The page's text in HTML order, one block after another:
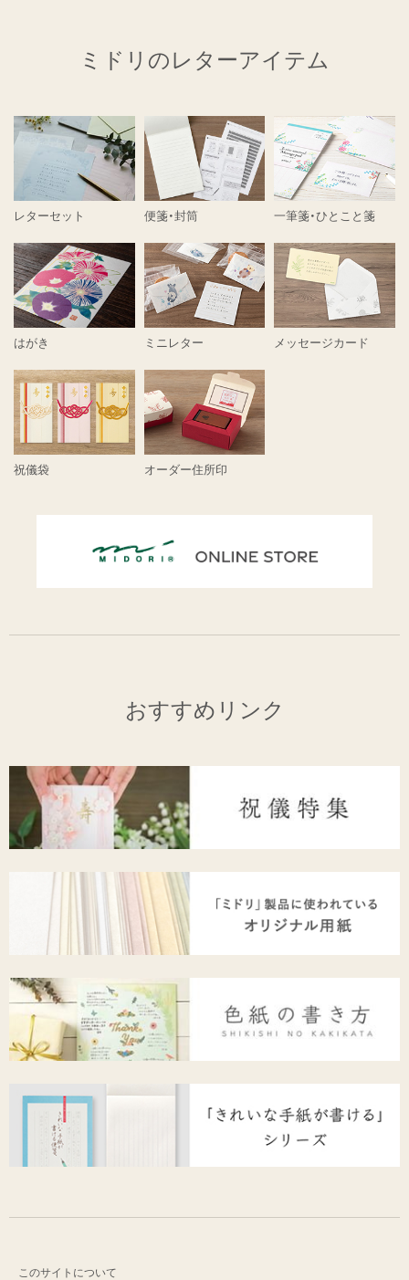
ミドリのレターアイテム
レターセット 便箋・封筒 一筆箋・ひとこと箋
はがき ミニレター メッセージカード
祝儀袋 オーダー住所印
おすすめリンク
このサイトについて